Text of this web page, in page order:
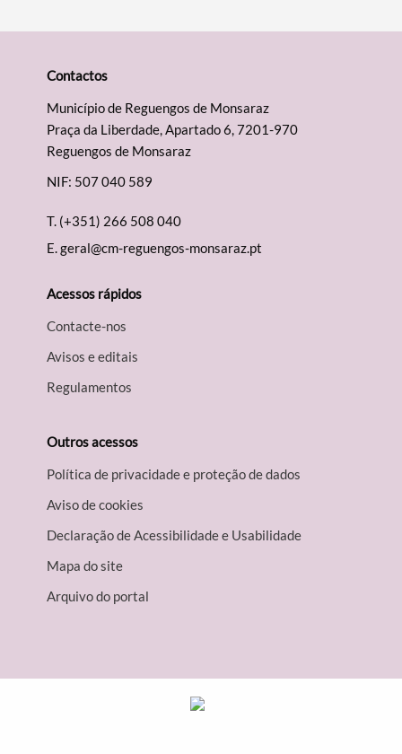
Contactos
Município de Reguengos de Monsaraz
Praça da Liberdade, Apartado 6, 7201-970
Reguengos de Monsaraz
NIF: 507 040 589
T. (+351) 266 508 040
E.geral@cm-reguengos-monsaraz.pt
Acessos rápidos
Contacte-nos
Avisos e editais
Regulamentos
Outros acessos
Política de privacidade e proteção de dados
Aviso de cookies
Declaração de Acessibilidade e Usabilidade
Mapa do site
Arquivo do portal